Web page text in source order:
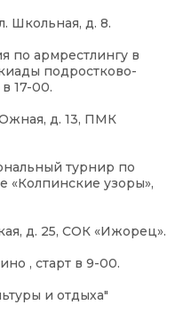
Школьная, д. 8.
по армрестлингу в
подростково-
17-00.
д. 13, ПМК
турнир по
«Колпинские узоры»,
д. 25, СОК «Ижорец».
, старт в 9-00.
и отдыха"